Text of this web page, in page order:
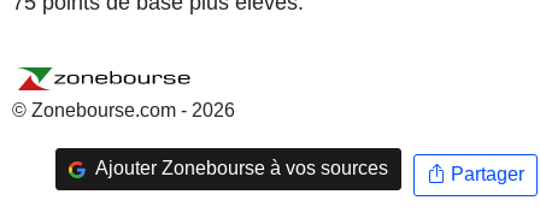
© Zonebourse.com - 2026
Ajouter Zonebourse à vos sources Partager